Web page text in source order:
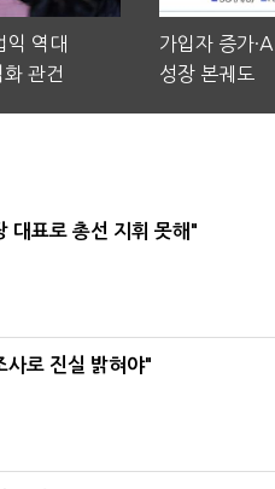
익 역대
관건
가입자 증가
성장 본궤도
대표로 총선 지휘 못해"
로 진실 밝혀야"